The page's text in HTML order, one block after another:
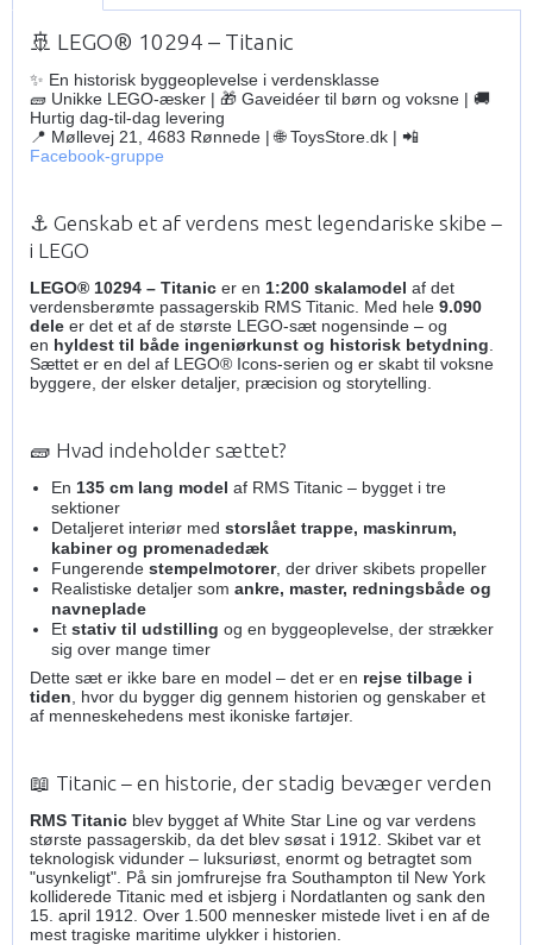
🚢 LEGO® 10294 – Titanic
✨ En historisk byggeoplevelse i verdensklasse
🧱 Unikke LEGO-æsker | 🎁 Gaveidéer til børn og voksne | 🚚
Hurtig dag-til-dag levering
📍 Møllevej 21, 4683 Rønnede | 🌐 ToysStore.dk | 📲
Facebook-gruppe
⚓ Genskab et af verdens mest legendariske skibe –
i LEGO
LEGO® 10294 – Titanic er en 1:200 skalamodel af det
verdensberømte passagerskib RMS Titanic. Med hele 9.090
dele er det et af de største LEGO-sæt nogensinde – og
en hyldest til både ingeniørkunst og historisk betydning
Sættet er en del af LEGO® Icons-serien og er skabt til voksne
byggere, der elsker detaljer, præcision og storytelling.
🧱 Hvad indeholder sættet?
En 135 cm lang model af RMS Titanic – bygget i tre
sektioner
Detaljeret interiør med storslået trappe, maskinrum,
kabiner og promenadedæk
Fungerende stempelmotorer, der driver skibets propeller
Realistiske detaljer som ankre, master, redningsbåde og
navneplade
Et stativ til udstilling og en byggeoplevelse, der strækker
sig over mange timer
Dette sæt er ikke bare en model – det er en rejse tilbage i
tiden , hvor du bygger dig gennem historien og genskaber et
af menneskehedens mest ikoniske fartøjer.
📖 Titanic – en historie, der stadig bevæger verden
RMS Titanic blev bygget af White Star Line og var verdens
største passagerskib, da det blev søsat i 1912. Skibet var et
teknologisk vidunder – luksuriøst, enormt og betragtet som
"usynkeligt". På sin jomfrurejse fra Southampton til New York
kolliderede Titanic med et isbjerg i Nordatlanten og sank den
15. april 1912. Over 1.500 mennesker mistede livet i en af de
mest tragiske maritime ulykker i historien.